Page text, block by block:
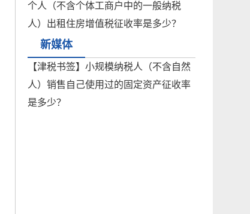
个人（不含个体工商户中的一般纳税
人）出租住房增值税征收率是多少？
新媒体
【津税书签】小规模纳税人（不含自然
人）销售自己使用过的固定资产征收率
是多少？